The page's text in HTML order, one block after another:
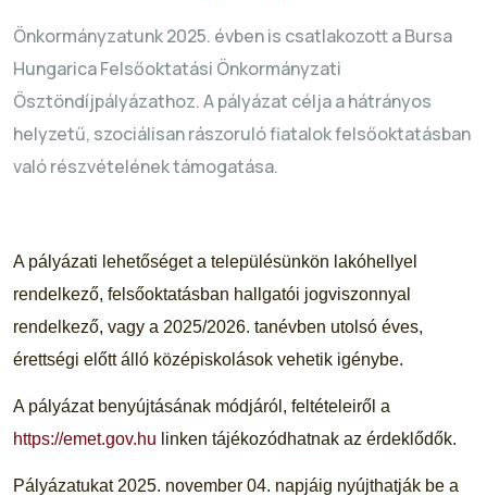
Önkormányzatunk 2025. évben is csatlakozott a Bursa
Hungarica Felsőoktatási Önkormányzati
Ösztöndíjpályázathoz. A pályázat célja a hátrányos
helyzetű, szociálisan rászoruló fiatalok felsőoktatásban
való részvételének támogatása.
A pályázati lehetőséget a településünkön lakóhellyel
rendelkező, felsőoktatásban hallgatói jogviszonnyal
rendelkező, vagy a 2025/2026. tanévben utolsó éves,
érettségi előtt álló középiskolások vehetik igénybe.
A pályázat benyújtásának módjáról, feltételeiről a
https://emet.gov.hu linken tájékozódhatnak az érdeklődők.
Pályázatukat 2025. november 04. napjáig nyújthatják be a